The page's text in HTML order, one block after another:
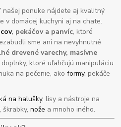
našej ponuke nájdete aj kvalitný
v domácej kuchyni aj na chate.
, pekáčov a panvíc, ktoré
sme ani na nevyhnutné
drevené varechy, masívne
ktoré uľahčujú manipuláciu
na pečenie, akoformy, pekáče
na halušky, lisy a nástroje na
škrabky,nože a mnoho iného.